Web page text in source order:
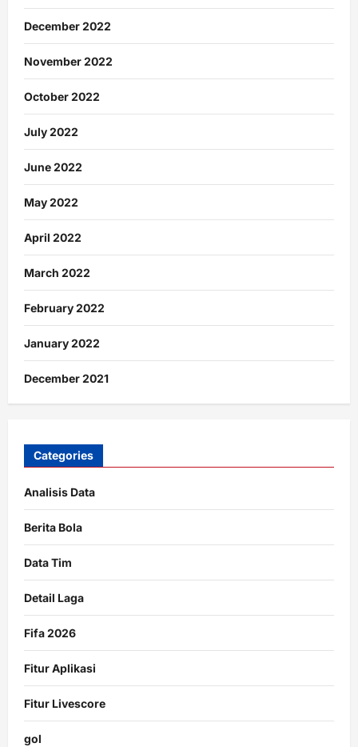
December 2022
November 2022
October 2022
July 2022
June 2022
May 2022
April 2022
March 2022
February 2022
January 2022
December 2021
Categories
Analisis Data
Berita Bola
Data Tim
Detail Laga
Fifa 2026
Fitur Aplikasi
Fitur Livescore
gol